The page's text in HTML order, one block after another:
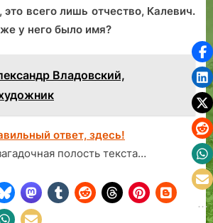
всего лишь отчество, Калевич.
у него было имя?
Владовский,
ответ, здесь!
полость текста…